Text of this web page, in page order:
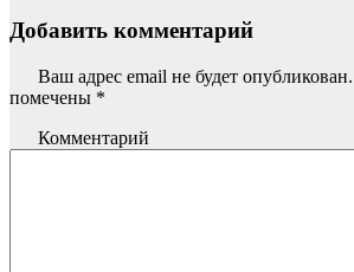
Добавить комментарий
Ваш адрес email не будет опубликован.
помечены *
Комментарий